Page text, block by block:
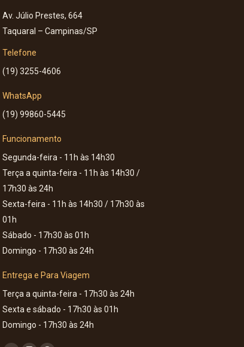
Av. Júlio Prestes, 664
Taquaral – Campinas/SP
Telefone
(19) 3255-4606
WhatsApp
(19) 99860-5445
Funcionamento
Segunda-feira - 11h às 14h30
Terça a quinta-feira - 11h às 14h30 /
17h30 às 24h
Sexta-feira - 11h às 14h30 / 17h30 às
01h
Sábado - 17h30 às 01h
Domingo - 17h30 às 24h
Entrega e Para Viagem
Terça a quinta-feira - 17h30 às 24h
Sexta e sábado - 17h30 às 01h
Domingo - 17h30 às 24h